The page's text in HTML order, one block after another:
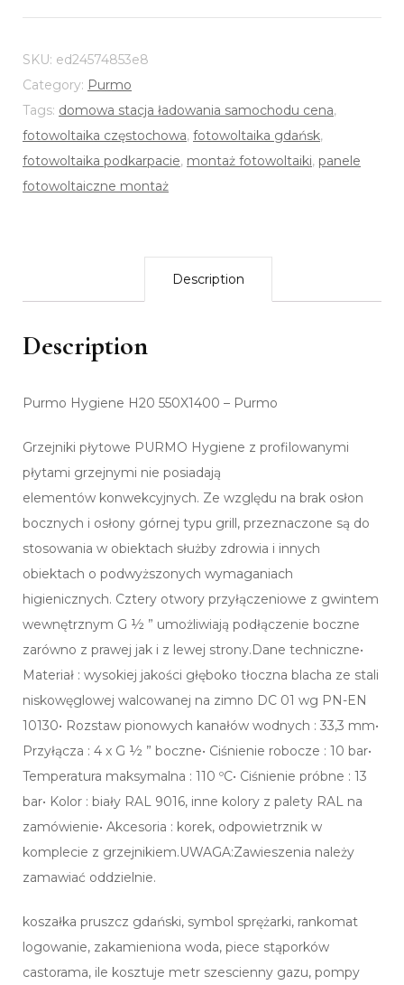
SKU: ed24574853e8
Category: Purmo
Tags: domowa stacja ładowania samochodu cena,
fotowoltaika częstochowa, fotowoltaika gdańsk,
fotowoltaika podkarpacie, montaż fotowoltaiki, panele
fotowoltaiczne montaż
Description
Description
Purmo Hygiene H20 550X1400 – Purmo
Grzejniki płytowe PURMO Hygiene z profilowanymi
płytami grzejnymi nie posiadają
elementów konwekcyjnych. Ze względu na brak osłon
bocznych i osłony górnej typu grill, przeznaczone są do
stosowania w obiektach służby zdrowia i innych
obiektach o podwyższonych wymaganiach
higienicznych. Cztery otwory przyłączeniowe z gwintem
wewnętrznym G ½ ” umożliwiają podłączenie boczne
zarówno z prawej jak i z lewej strony.Dane techniczne•
Materiał : wysokiej jakości głęboko tłoczna blacha ze stali
niskowęglowej walcowanej na zimno DC 01 wg PN-EN
10130• Rozstaw pionowych kanałów wodnych : 33,3 mm•
Przyłącza : 4 x G ½ ” boczne• Ciśnienie robocze : 10 bar•
Temperatura maksymalna : 110 ºC• Ciśnienie próbne : 13
bar• Kolor : biały RAL 9016, inne kolory z palety RAL na
zamówienie• Akcesoria : korek, odpowietrznik w
komplecie z grzejnikiem.UWAGA:Zawieszenia należy
zamawiać oddzielnie.
koszałka pruszcz gdański, symbol sprężarki, rankomat
logowanie, zakamieniona woda, piece stąporków
castorama, ile kosztuje metr szescienny gazu, pompy